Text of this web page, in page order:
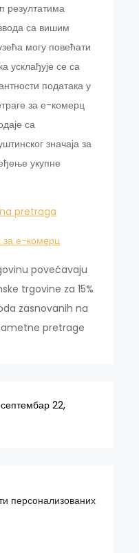
резултатима
са вишим
могу повећати
усклађује се са
података у
за е-комерц
са
значаја за
укупне
pretraga
за е-комерц
povećavaju
trgovine za 15%
zasnovanih na
pretrage
септембар 22,
персонализованих